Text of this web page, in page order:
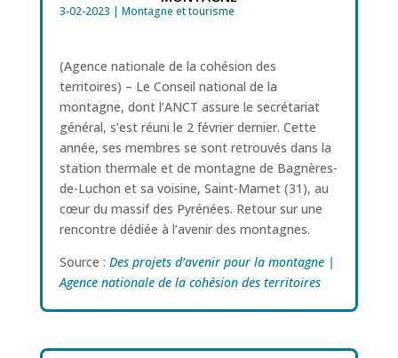
3-02-2023 | Montagne et tourisme
(Agence nationale de la cohésion des
territoires) – Le Conseil national de la
montagne, dont l’ANCT assure le secrétariat
général, s’est réuni le 2 février dernier. Cette
année, ses membres se sont retrouvés dans la
station thermale et de montagne de Bagnères-
de-Luchon et sa voisine, Saint-Mamet (31), au
cœur du massif des Pyrénées. Retour sur une
rencontre dédiée à l’avenir des montagnes.
Source : Des projets d’avenir pour la montagne |
Agence nationale de la cohésion des territoires